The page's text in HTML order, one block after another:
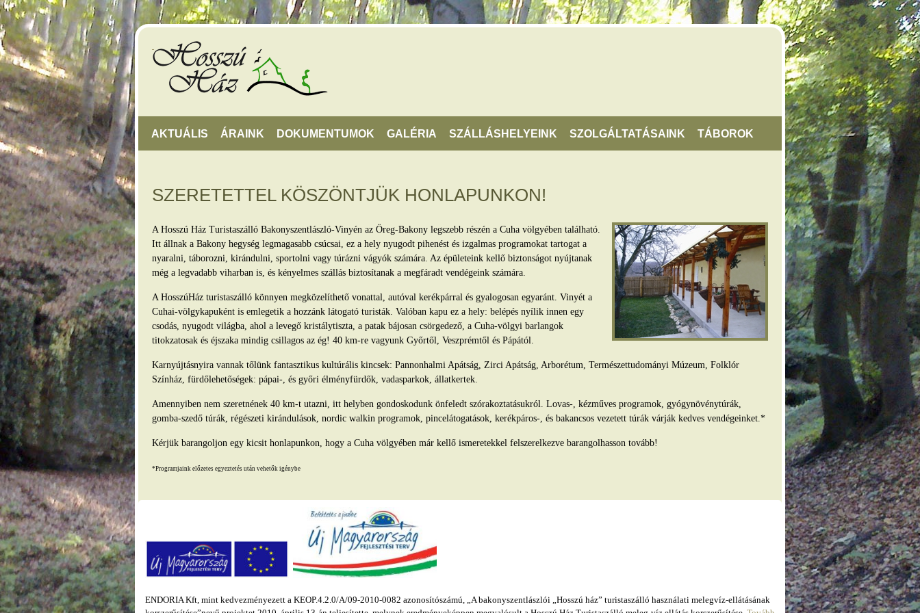
AKTUÁLIS ÁRAINK DOKUMENTUMOK GALÉRIA SZÁLLÁSHELYEINK SZOLGÁLTATÁSAINK TÁBOROK
SZERETETTEL KÖSZÖNTJÜK HONLAPUNKON!
A Hosszú Ház Turistaszálló Bakonyszentlászló-Vinyén az Öreg-Bakony legszebb részén a Cuha völgyében található.
Itt állnak a Bakony hegység legmagasabb csúcsai, ez a hely nyugodt pihenést és izgalmas programokat tartogat a
nyaralni, táborozni, kirándulni, sportolni vagy túrázni vágyók számára. Az épületeink kellő biztonságot nyújtanak
még a legvadabb viharban is, és kényelmes szállás biztosítanak a megfáradt vendégeink számára.
A HosszúHáz turistaszálló könnyen megközelíthető vonattal, autóval kerékpárral és gyalogosan egyaránt. Vinyét a
Cuhai-völgykapuként is emlegetik a hozzánk látogató turisták. Valóban kapu ez a hely: belépés nyílik innen egy
csodás, nyugodt világba, ahol a levegő kristálytiszta, a patak bájosan csörgedező, a Cuha-völgyi barlangok
titokzatosak és éjszaka mindig csillagos az ég! 40 km-re vagyunk Győrtől, Veszprémtől és Pápától.
Karnyújtásnyira vannak tőlünk fantasztikus kultúrális kincsek: Pannonhalmi Apátság, Zirci Apátság, Arborétum, Természettudományi Múzeum, Folklór
Színház, fürdőlehetőségek: pápai-, és győri élményfürdők, vadasparkok, állatkertek.
Amennyiben nem szeretnének 40 km-t utazni, itt helyben gondoskodunk önfeledt szórakoztatásukról. Lovas-, kézműves programok, gyógynövénytúrák,
gomba-szedő túrák, régészeti kirándulások, nordic walkin programok, pincelátogatások, kerékpáros-, és bakancsos vezetett túrák várják kedves vendégeinket.*
Kérjük barangoljon egy kicsit honlapunkon, hogy a Cuha völgyében már kellő ismeretekkel felszerelkezve barangolhasson tovább!
*Programjaink előzetes egyeztetés után vehetők igénybe
ENDORIA Kft, mint kedvezményezett a KEOP.4.2.0/A/09-2010-0082 azonosítószámú, „A bakonyszentlászlói „Hosszú ház” turistaszálló használati melegvíz-ellátásának